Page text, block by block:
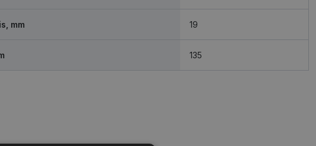
mm 19
135